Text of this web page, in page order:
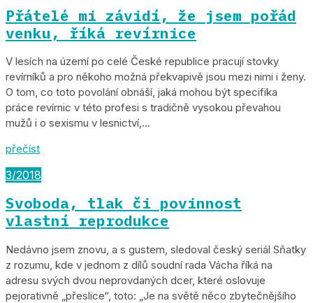
Přátelé mi závidí, že jsem pořád
venku, říká revírnice
V lesích na území po celé České republice pracují stovky
revírníků a pro někoho možná překvapivě jsou mezi nimi i ženy.
O tom, co toto povolání obnáší, jaká mohou být specifika
práce revírnic v této profesi s tradičně vysokou převahou
mužů i o sexismu v lesnictví,...
přečíst
3/2018
Svoboda, tlak či povinnost
vlastní reprodukce
Nedávno jsem znovu, a s gustem, sledoval český seriál Sňatky
z rozumu, kde v jednom z dílů soudní rada Vácha říká na
adresu svých dvou neprovdaných dcer, které oslovuje
pejorativně „přeslice“, toto: „Je na světě něco zbytečnějšího